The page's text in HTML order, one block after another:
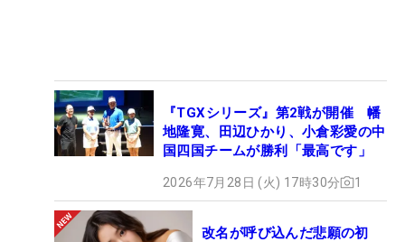
『TGXシリーズ』第2戦が開催 幡
地隆寛、田辺ひかり、小倉彩愛の中
国四国チームが勝利「最高です」
2026年7月28日 (火) 17時30分 1
改名が呼び込んだ悲願の初